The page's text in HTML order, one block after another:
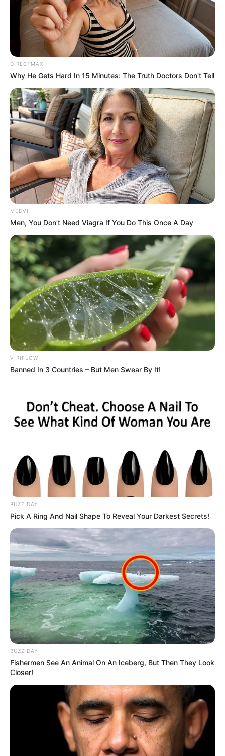
ΠΑΡΑΛΙΕΣ ΕΥΒΟΙΑΣ
ΤΑΥΤΟΤΗΤΑ ΚΑΙ ΕΠΙΚΟΙΝΩΝΙΑ ΟΡΟΙ ΧΡΗΣΗΣ
DIRECTMAX
Why He Gets Hard In 15 Minutes: The Truth Doctors Don't Tell
MEDVI
Men, You Don't Need Viagra If You Do This Once A Day
VIRIFLOW
Banned In 3 Countries – But Men Swear By It!
BUZZ DAY
Pick A Ring And Nail Shape To Reveal Your Darkest Secrets!
BUZZ DAY
Fishermen See An Animal On An Iceberg, But Then They Look
Closer!